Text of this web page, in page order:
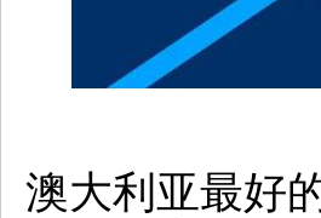
澳大利亚最好